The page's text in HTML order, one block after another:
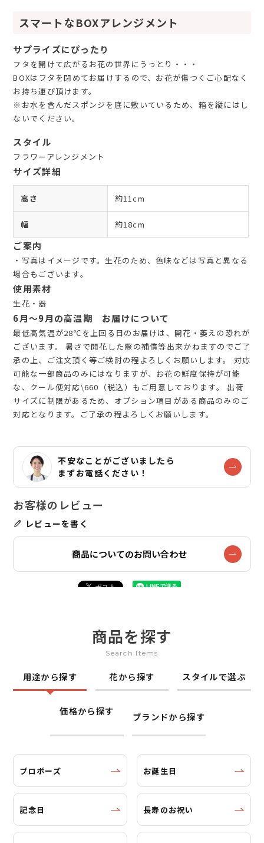
スマートなBOXアレンジメント
サプライズにぴったり
フタを開けて広がるお花の世界にうっとり・・・
BOXはフタを閉めてお届けするので、お花が傷つくご心配なく
お持ち運び頂けます。
※お水を含んだスポンジを底に敷いているため、箱を縦にはし
ないでください。
スタイル
フラワーアレンジメント
サイズ詳細
高さ 約11cm
幅 約18cm
ご案内
・写真はイメージです。生花のため、色味などは写真と異なる
場合もございます。
使用素材
生花・器
6月～9月の高温期 お届けについて
最低高気温が28℃を上回る日のお届けは、開花・萎えの恐れが
ございます。 暑さで開花した際の補償等出来かねますのでご了
承の上、ご注文頂く等ご検討の程よろしくお願いします。 対応
可能な一部商品のみにはなりますが、お花の鮮度保持が可能
な、クール便対応\660（税込）もご用意しております。 出荷
サイズに制限があるため、オプション項目がある商品のみのご
対応となります。ご了承の程よろしくお願いします。
不安なことがございましたら
まずお電話ください！
レビューを書く
商品についてのお問い合わせ
商品を探す
Search Items
用途から探す 花から探す スタイルで選ぶ
価格から探す ブランドから探す
プロポーズ お誕生日
記念日 長寿のお祝い